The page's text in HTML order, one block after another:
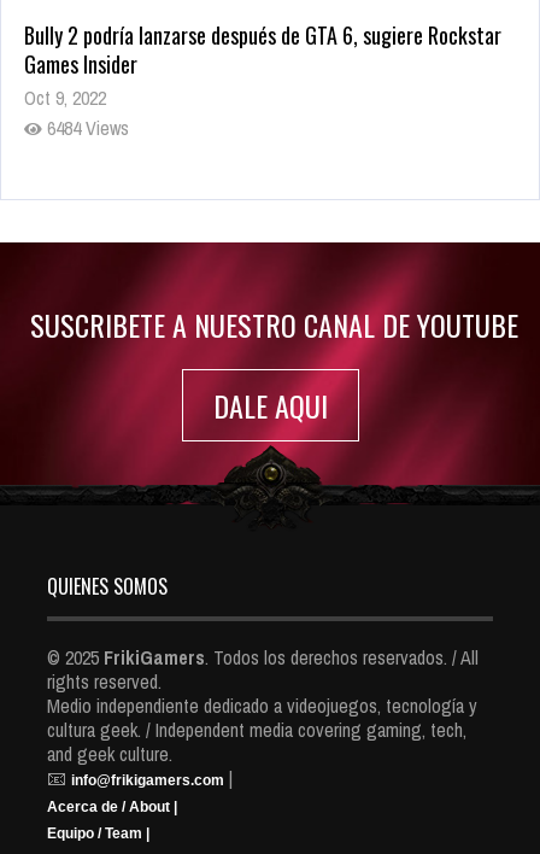
Bully 2 podría lanzarse después de GTA 6, sugiere Rockstar
Games Insider
Oct 9, 2022
6484 Views
Rumor: Se filtran los primeros detalles de Resident Evil 9
SUSCRIBETE A NUESTRO CANAL DE YOUTUBE
DALE AQUI
QUIENES SOMOS
© 2025 FrikiGamers. Todos los derechos reservados. / All
rights reserved.
Medio independiente dedicado a videojuegos, tecnología y
cultura geek. / Independent media covering gaming, tech,
and geek culture.
📧 info@frikigamers.com |
Acerca de / About |
Equipo / Team |